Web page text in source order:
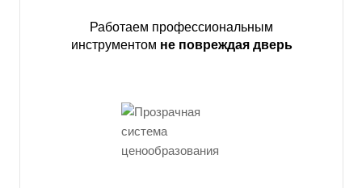
Работаем профессиональным
инструментом не повреждая дверь